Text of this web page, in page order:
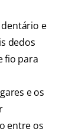
dentário e
dedos
fio para
e os
entre os